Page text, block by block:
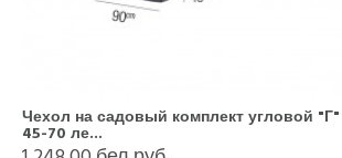
Чехол на садовый комплект угловой
45-70 ле...